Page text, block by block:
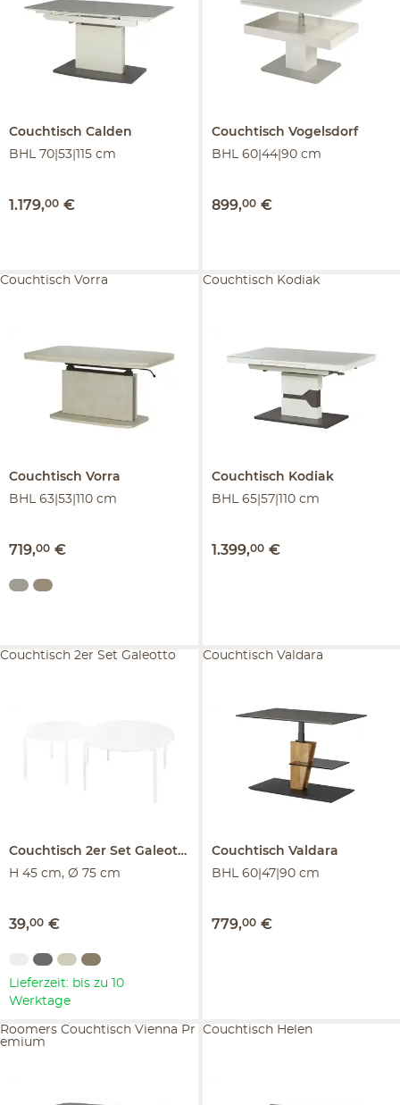
Couchtisch Calden
BHL 70|53|115 cm
1.179,00 €
Couchtisch Vogelsdorf
BHL 60|44|90 cm
899,00 €
Couchtisch Vorra
BHL 63|53|110 cm
719,00 €
Couchtisch Vorra
Couchtisch Kodiak
BHL 65|57|110 cm
1.399,00 €
Couchtisch Kodiak
Couchtisch 2er Set Galeotto
H 45 cm, Ø 75 cm
39,00 €
Couchtisch 2er Set Galeotto
Lieferzeit: bis zu 10
Werktage
Couchtisch Valdara
BHL 60|47|90 cm
779,00 €
Couchtisch Valdara
Roomers Couchtisch Vienna Pr
emium
Couchtisch Helen